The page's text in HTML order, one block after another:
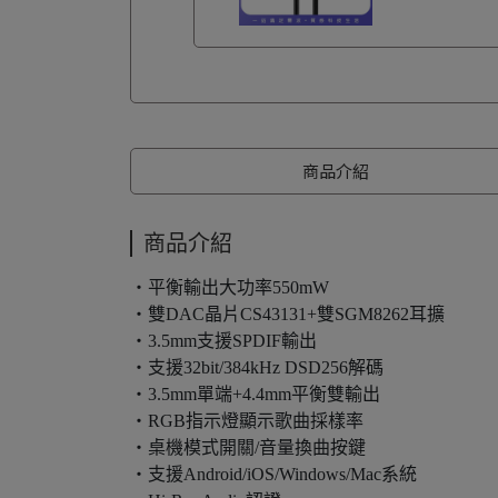
商品介紹
商品介紹
・平衡輸出大功率550mW
・雙DAC晶片CS43131+雙SGM8262耳擴
・3.5mm支援SPDIF輸出
・支援32bit/384kHz DSD256解碼
・3.5mm單端+4.4mm平衡雙輸出
・RGB指示燈顯示歌曲採樣率
・桌機模式開關/音量換曲按鍵
・支援Android/iOS/Windows/Mac系統